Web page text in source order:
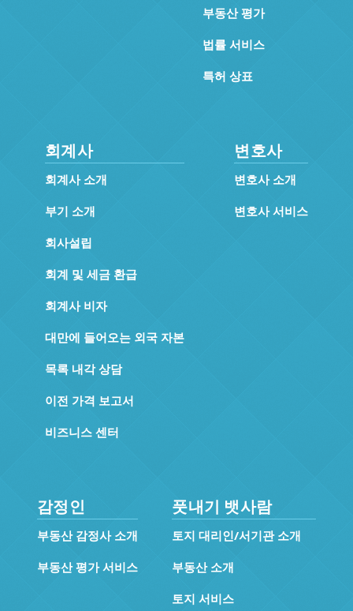
부동산 평가
법률 서비스
특허 상표
회계사
회계사 소개
부기 소개
회사설립
회계 및 세금 환급
회계사 비자
대만에 들어오는 외국 자본
목록 내각 상담
이전 가격 보고서
비즈니스 센터
변호사
변호사 소개
변호사 서비스
감정인
부동산 감정사 소개
부동산 평가 서비스
풋내기 뱃사람
토지 대리인/서기관 소개
부동산 소개
토지 서비스